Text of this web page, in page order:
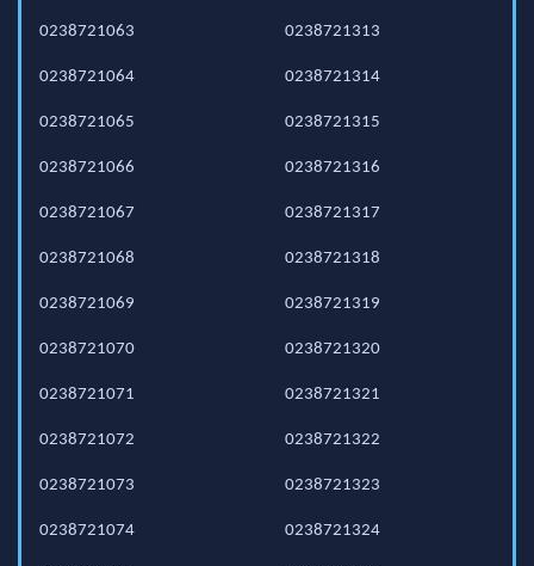
0238721063
0238721064
0238721065
0238721066
0238721067
0238721068
0238721069
0238721070
0238721071
0238721072
0238721073
0238721074
0238721313
0238721314
0238721315
0238721316
0238721317
0238721318
0238721319
0238721320
0238721321
0238721322
0238721323
0238721324